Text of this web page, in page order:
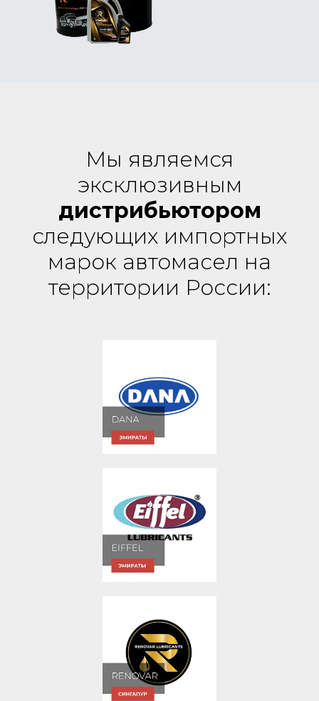
Мы являемся
эксклюзивным
дистрибьютором
следующих импортных
марок автомасел на
территории России: